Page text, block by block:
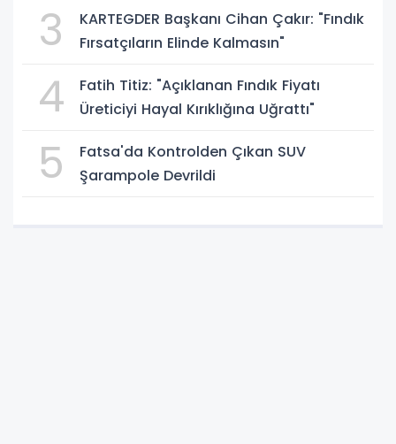
3
KARTEGDER Başkanı Cihan Çakır: "Fındık
Fırsatçıların Elinde Kalmasın"
4
Fatih Titiz: "Açıklanan Fındık Fiyatı
Üreticiyi Hayal Kırıklığına Uğrattı"
5
Fatsa'da Kontrolden Çıkan SUV
Şarampole Devrildi